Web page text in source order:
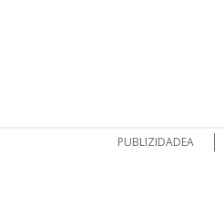
PUBLIZIDADEA